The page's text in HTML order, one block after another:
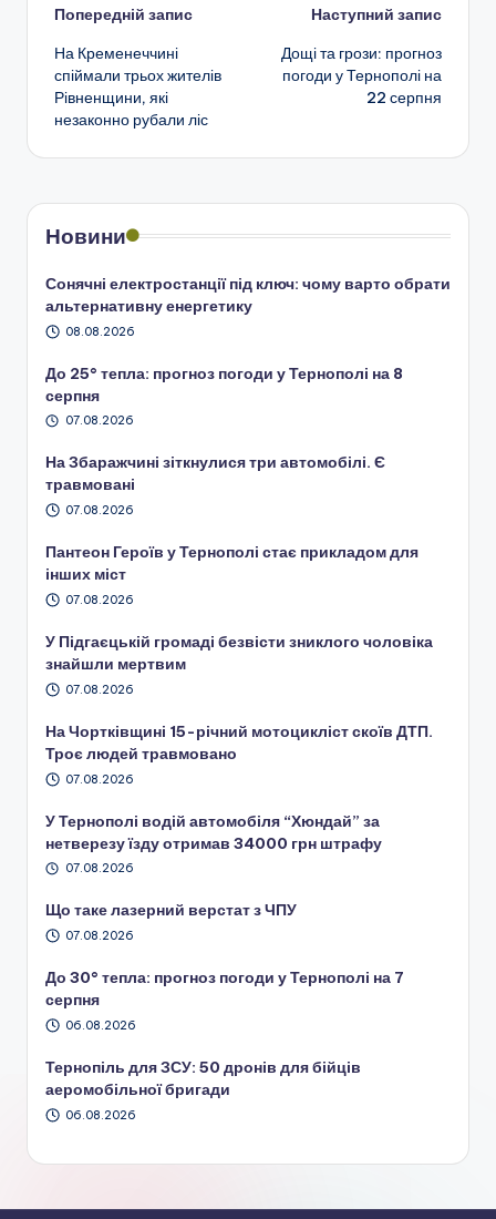
Навігація
по
запису
Попередній запис
На Кременеччині
спіймали трьох жителів
Рівненщини, які
незаконно рубали ліс
Наступний запис
Дощі та грози: прогноз
погоди у Тернополі на
22 серпня
Новини
Сонячні електростанції під ключ: чому варто обрати
альтернативну енергетику
08.08.2026
До 25° тепла: прогноз погоди у Тернополі на 8
серпня
07.08.2026
На Збаражчині зіткнулися три автомобілі. Є
травмовані
07.08.2026
Пантеон Героїв у Тернополі стає прикладом для
інших міст
07.08.2026
У Підгаєцькій громаді безвісти зниклого чоловіка
знайшли мертвим
07.08.2026
На Чортківщині 15-річний мотоцикліст скоїв ДТП.
Троє людей травмовано
07.08.2026
У Тернополі водій автомобіля “Хюндай” за
нетверезу їзду отримав 34000 грн штрафу
07.08.2026
Що таке лазерний верстат з ЧПУ
07.08.2026
До 30° тепла: прогноз погоди у Тернополі на 7
серпня
06.08.2026
Тернопіль для ЗСУ: 50 дронів для бійців
аеромобільної бригади
06.08.2026